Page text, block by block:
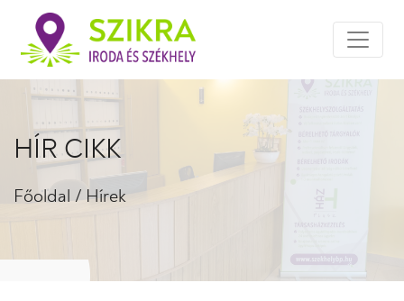
HÍR CIKK
Főoldal / Hírek